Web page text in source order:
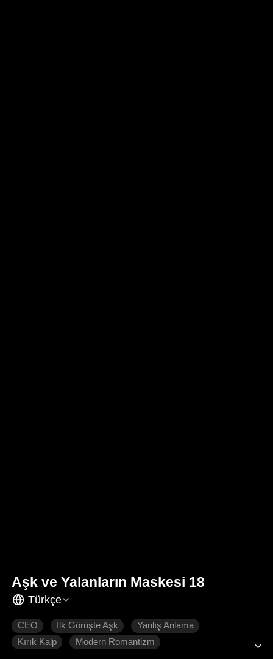
Aşk ve Yalanların Maskesi 18
Türkçe
CEO İlk Görüşte Aşk
Yanlış Anlama
Kırık Kalp
Modern Romantizm